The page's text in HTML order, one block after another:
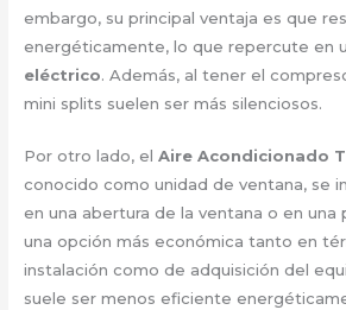
embargo, su principal ventaja es que
energéticamente, lo que repercute en
eléctrico. Además, al tener el
mini splits suelen ser más silenciosos.
Por otro lado, elAire Acondicionado
conocido como unidad de ventana, se
en una abertura de la ventana o en una
una opción más económica tanto en
instalación como de adquisición del
suele ser menos eficiente